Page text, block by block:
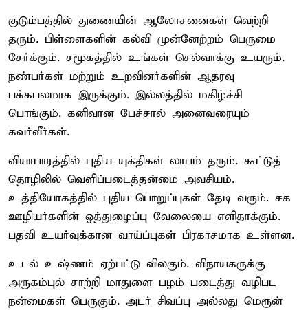
குடும்பத்தில் துணையின் ஆலோசனைகள் வெற்றி
தரும். பிள்ளைகளின் கல்வி முன்னேற்றம் பெருமை
சேர்க்கும். சமூகத்தில் உங்கள் செல்வாக்கு உயரும்.
நண்பர்கள் மற்றும் உறவினர்களின் ஆதரவு
பக்கபலமாக இருக்கும். இல்லத்தில் மகிழ்ச்சி
பொங்கும். கனிவான பேச்சால் அனைவரையும்
கவர்வீர்கள்.
வியாபாரத்தில் புதிய யுக்திகள் லாபம் தரும். கூட்டுத்
தொழிலில் வெளிப்படைத்தன்மை அவசியம்.
உத்தியோகத்தில் புதிய பொறுப்புகள் தேடி வரும். சக
ஊழியர்களின் ஒத்துழைப்பு வேலையை எளிதாக்கும்.
பதவி உயர்வுக்கான வாய்ப்புகள் பிரகாசமாக உள்ளன.
உடல் உஷ்ணம் ஏற்பட்டு விலகும். விநாயகருக்கு
அருகம்புல் சாற்றி மாதுளை பழம் படைத்து வழிபட
நன்மைகள் பெருகும். அடர் சிவப்பு அல்லது மெரூன்